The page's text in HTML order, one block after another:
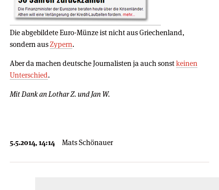
Die abgebildete Euro-Münze ist nicht aus Griechenland,
sondern ausZypern.
Aber da machen deutsche Journalisten ja auch sonstkeinen
Unterschied.
Mit Dank an Lothar Z. und Jan W.
5.5.2014, 14:14 Mats Schönauer